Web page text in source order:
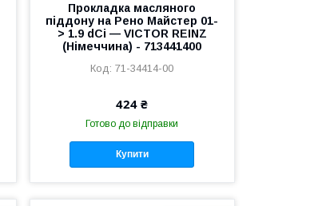
Прокладка масляного
піддону на Рено Майстер 01-
> 1.9 dCi — VICTOR REINZ
(Німеччина) - 713441400
71-34414-00
424 ₴
Готово до відправки
Купити